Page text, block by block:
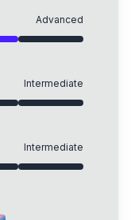
Advanced
Intermediate
Intermediate